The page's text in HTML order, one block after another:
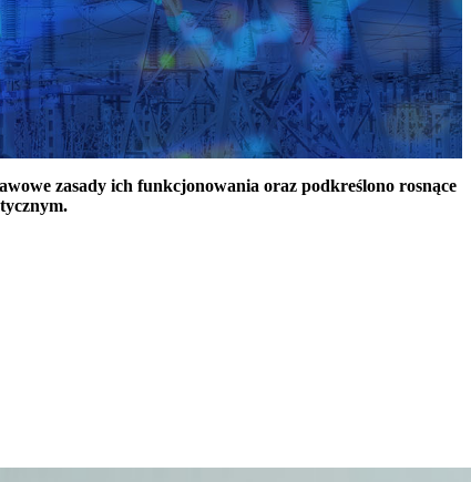
zasady ich funkcjonowania oraz podkreślono rosnące